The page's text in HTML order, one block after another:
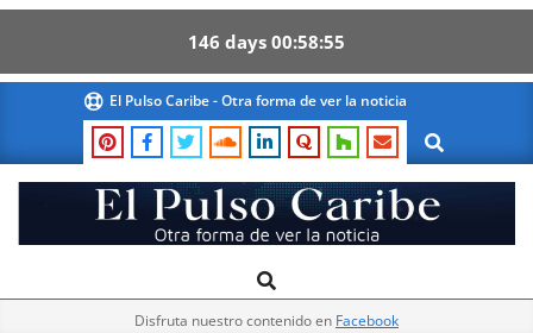
146 days 00 58 54
content
El Pulso Caribe - Otra forma de ver la noticia
Search
El
Pulso
Navigation
Search
Disfruta nuestro contenido en Facebook